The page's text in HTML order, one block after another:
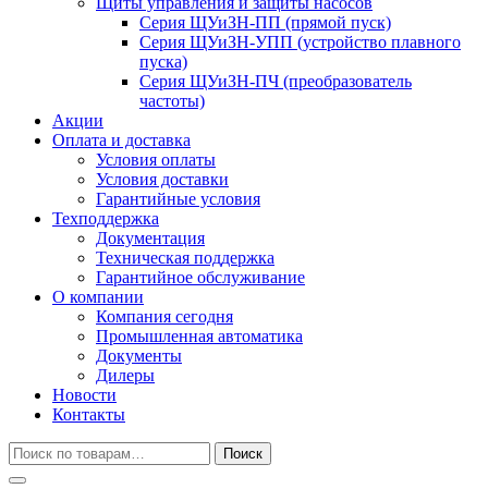
Серия ЩУиЗН-ПП (прямой пуск)
Серия ЩУиЗН-УПП (устройство плавного
пуска)
Серия ЩУиЗН-ПЧ (преобразователь
частоты)
Акции
Оплата и доставка
Условия оплаты
Условия доставки
Гарантийные условия
Техподдержка
Документация
Техническая поддержка
Гарантийное обслуживание
О компании
Компания сегодня
Промышленная автоматика
Документы
Дилеры
Новости
Контакты
Искать:
Поиск